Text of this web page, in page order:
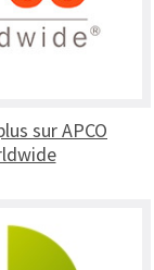
sur APCO